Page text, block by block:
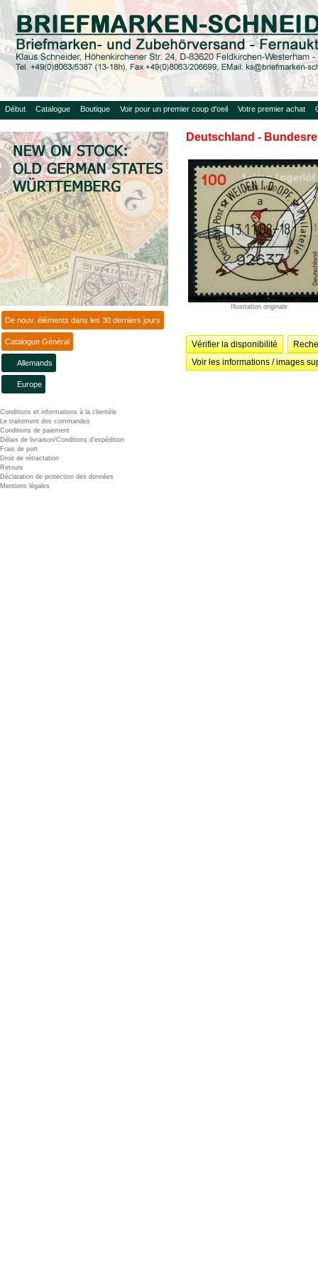
Début Catalogue Boutique Voir pour un premier coup d'oeil Votre premier achat
De nouv. éléments dans les 30 derniers jours
Catalogue Général
Allemands
Europe
Conditions et informations à la clientèle
Le traitement des commandes
Conditions de paiement
Délais de livraison/Conditions d'expédition
Frais de port
Droit de rétractation
Retours
Déclaration de protection des données
Mentions légales
Deutschland -
Illustration originale
Vérifier la disponibilité
Voir les informations / images